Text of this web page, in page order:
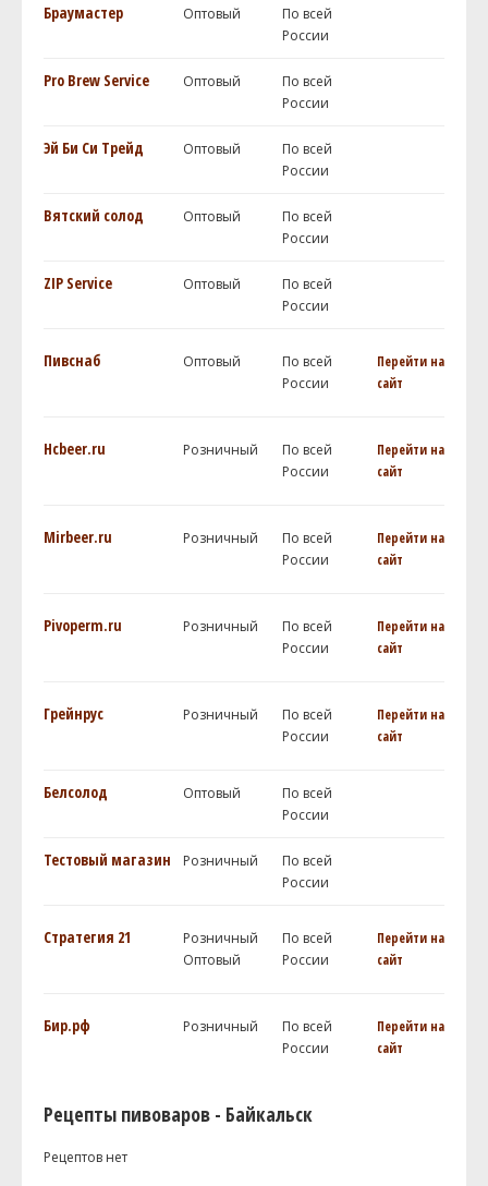
Браумастер Оптовый
По всей
России
Pro Brew Service Оптовый
По всей
России
Эй Би Си Трейд Оптовый
По всей
России
Вятский солод Оптовый
По всей
России
ZIP Service Оптовый
По всей
России
Пивснаб Оптовый
По всей
России
Перейти на
сайт
Hcbeer.ru Розничный
По всей
России
Перейти на
сайт
Mirbeer.ru Розничный
По всей
России
Перейти на
сайт
Pivoperm.ru Розничный
По всей
России
Перейти на
сайт
Грейнрус Розничный
По всей
России
Перейти на
сайт
Белсолод Оптовый
По всей
России
Тестовый магазин Розничный
По всей
России
Стратегия 21
Розничный
Оптовый
По всей
России
Перейти на
сайт
Бир.рф Розничный
По всей
России
Перейти на
сайт
Рецепты пивоваров - Байкальск
Рецептов нет